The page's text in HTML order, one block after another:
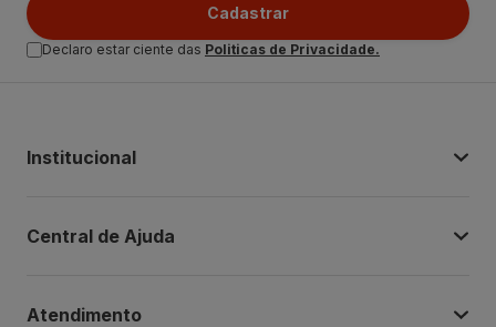
Cadastrar
Declaro estar ciente das Politicas de Privacidade.
Institucional
Central de Ajuda
Atendimento